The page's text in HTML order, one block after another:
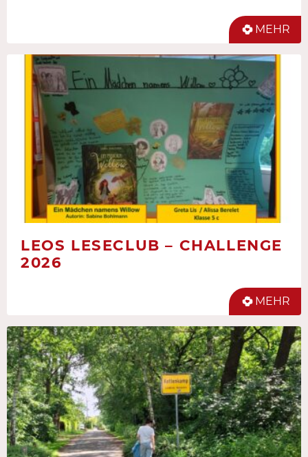
MEHR
LEOS LESECLUB – CHALLENGE
2026
MEHR